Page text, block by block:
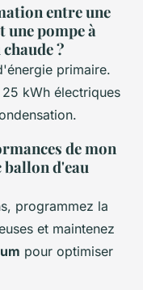
entre une
une pompe à
?
primaire.
kWh électriques
de mon
d'eau
programmez la
et maintenez
pour optimiser